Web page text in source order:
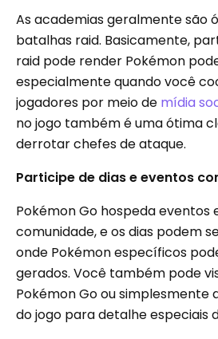
As academias geralmente são
batalhas raid. Basicamente,
raid pode render Pokémon
especialmente quando você
jogadores por meio de mídia
no jogo também é uma ótima
derrotar chefes de ataque.
Participe de dias e eventos
Pokémon Go hospeda eventos
comunidade, e os dias podem
onde Pokémon específicos
gerados. Você também pode
Pokémon Go ou simplesmente
do jogo para detalhe especiais